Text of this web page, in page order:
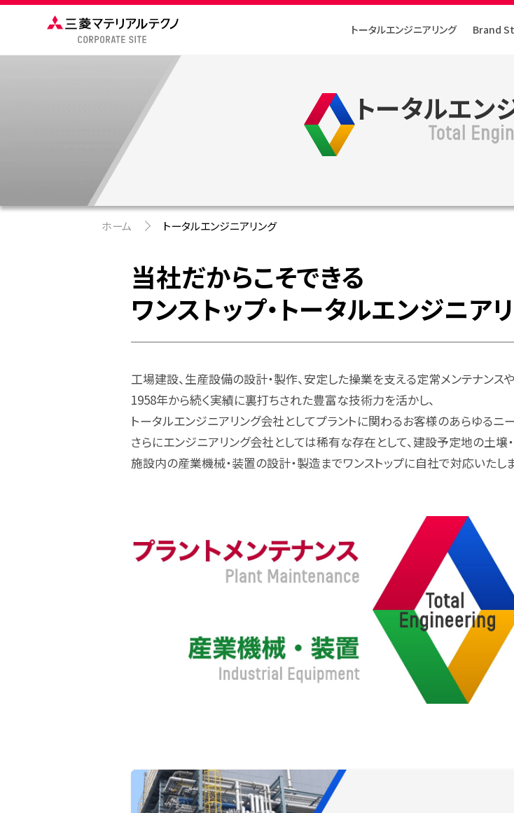
トータルエンジニアリング Brand
トータルエン
ホーム トータルエンジニアリング
当社だからこそできる
ワンストップ・トータルエンジニア
工場建設、生産設備の設計・製作、安定した操業を支える定常メンテナンス
1958年から続く実績に裏打ちされた豊富な技術力を活かし、
トータルエンジニアリング会社としてプラントに関わるお客様のあらゆるニ
さらにエンジニアリング会社としては稀有な存在として、建設予定地の土壌
施設内の産業機械・装置の設計・製造までワンストップに自社で対応いたしま